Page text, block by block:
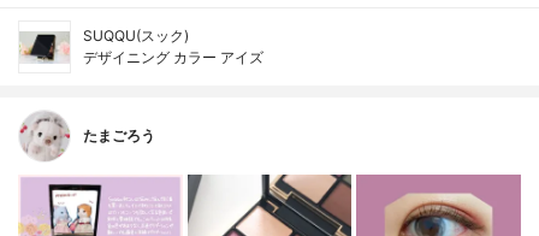
SUQQU(スック)
デザイニング カラー アイズ
たまごろう